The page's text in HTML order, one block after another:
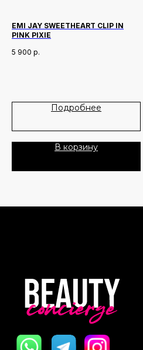
EMI JAY SWEETHEART CLIP IN
PINK PIXIE
5 900 р.
Подробнее
В корзину
Политика Конфиденциальности